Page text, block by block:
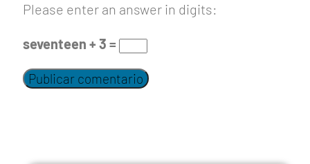
Please enter an answer in digits:
seventeen + 3 =